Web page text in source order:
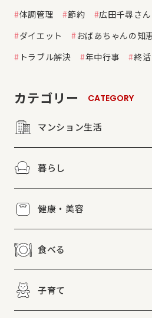
体調管理
節約 広田千尋さん
ダイエット
おばあちゃんの知
トラブル解決
年中行事 終活
カテゴリー CATEGORY
マンション生活
暮らし
健康・美容
食べる
子育て